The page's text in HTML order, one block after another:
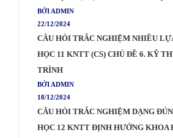
BỞI ADMIN
22/12/2024
CÂU HỎI TRẮC NGHIỆM NHIỀU
HỌC 11 KNTT (CS) CHỦ ĐỀ 6. KỸ
TRÌNH
BỞI ADMIN
18/12/2024
CÂU HỎI TRẮC NGHIỆM DẠNG
HỌC 12 KNTT ĐỊNH HƯỚNG KHOA